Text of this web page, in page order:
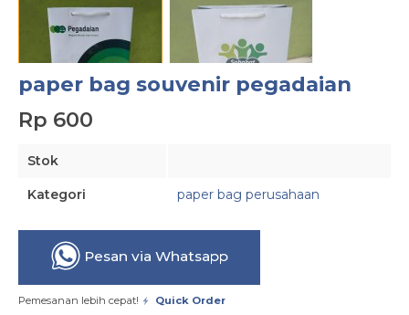
paper bag souvenir pegadaian
Rp 600
Stok
Kategori paper bag perusahaan
Pesan via Whatsapp
Pemesanan lebih cepat! Quick Order